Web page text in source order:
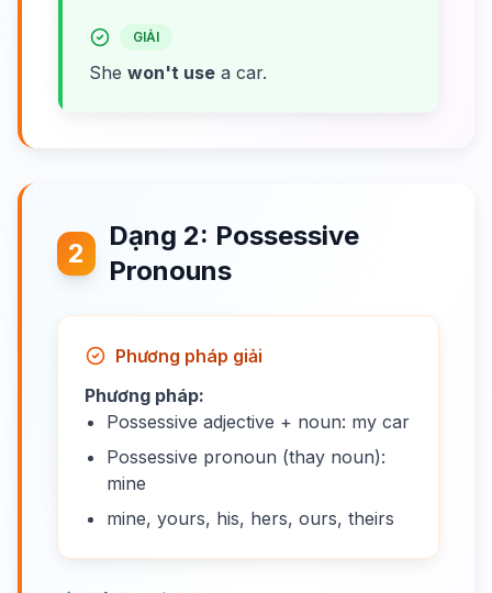
GIẢI
She won't use a car.
2
Dạng 2: Possessive
Pronouns
Phương pháp giải
Phương pháp:
Possessive adjective + noun: my car
Possessive pronoun (thay noun):
mine
mine, yours, his, hers, ours, theirs